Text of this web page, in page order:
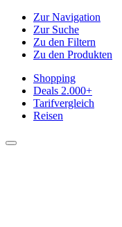
Zur Navigation
Zur Suche
Zu den Filtern
Zu den Produkten
Shopping
Deals 2.000+
Tarifvergleich
Reisen